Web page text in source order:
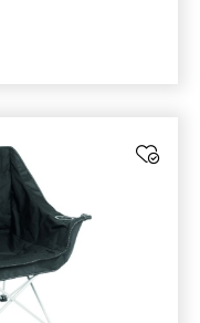
Preis: